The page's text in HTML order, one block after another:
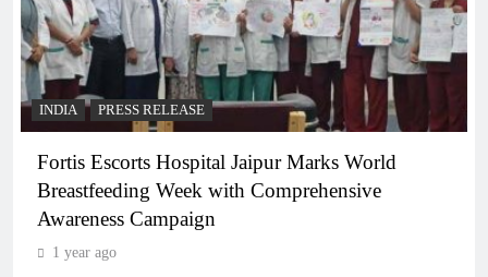
INDIA PRESS RELEASE
Fortis Escorts Hospital Jaipur Marks World
Breastfeeding Week with Comprehensive
Awareness Campaign
1 year ago